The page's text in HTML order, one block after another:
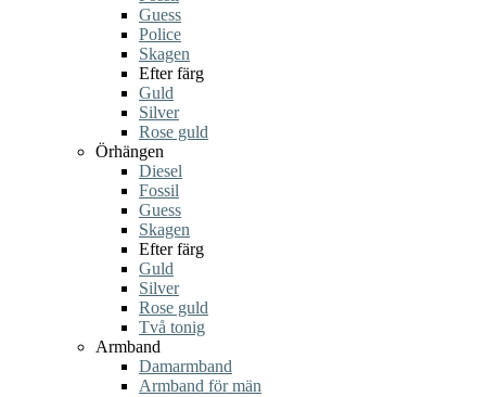
Guess
Police
Skagen
Efter färg
Guld
Silver
Rose guld
Örhängen
Diesel
Fossil
Guess
Skagen
Efter färg
Guld
Silver
Rose guld
Två tonig
Armband
Damarmband
Armband för män